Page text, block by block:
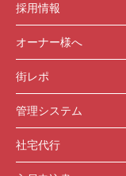
採用情報
オーナー様へ
街レポ
管理システム
社宅代行